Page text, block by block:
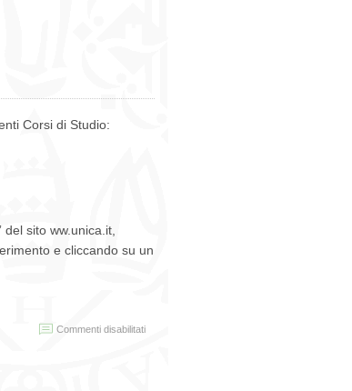
dicembre
Corsi di Studio:
sito ww.unica.it,
e cliccando su un
Commenti disabilitatisu